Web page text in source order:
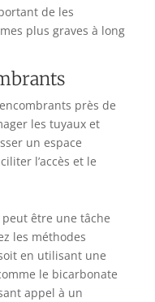
de les
plus graves à long
près de
les tuyaux et
un espace
l’accès et le
être une tâche
les méthodes
en utilisant une
le bicarbonate
appel à un